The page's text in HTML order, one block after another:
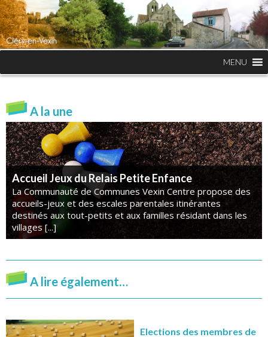
MENU
A la une
Accueil Jeux du Relais Petite Enfance
La Communauté de Communes Vexin Centre propose des
accueils-jeux et des escales parentales itinérantes
destinés aux tout-petits et aux familles résidant dans les
villages [...]
A lire également…
Elections des membres de